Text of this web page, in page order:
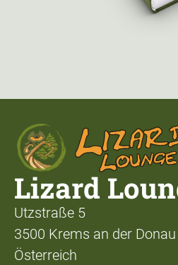
Lizard
Utzstraße 5
3500 Krems an der Donau
Österreich